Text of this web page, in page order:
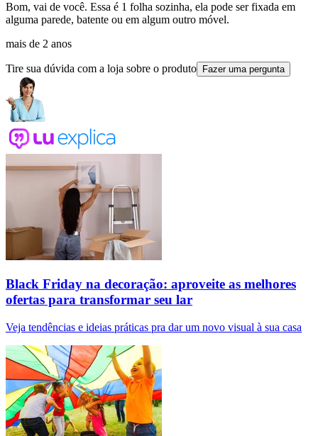
Bom, vai de você. Essa é 1 folha sozinha, ela pode ser fixada em
alguma parede, batente ou em algum outro móvel.
mais de 2 anos
Tire sua dúvida com a loja sobre o produto Fazer uma pergunta
Black Friday na decoração: aproveite as melhores
ofertas para transformar seu lar
Veja tendências e ideias práticas pra dar um novo visual à sua casa